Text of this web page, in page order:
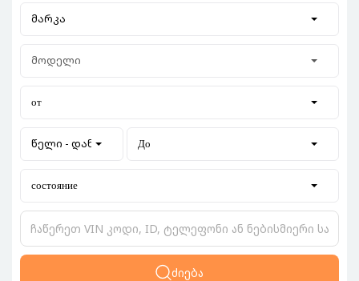
მარკა
მოდელი
от
წელი - დან До
состояние
ძიება